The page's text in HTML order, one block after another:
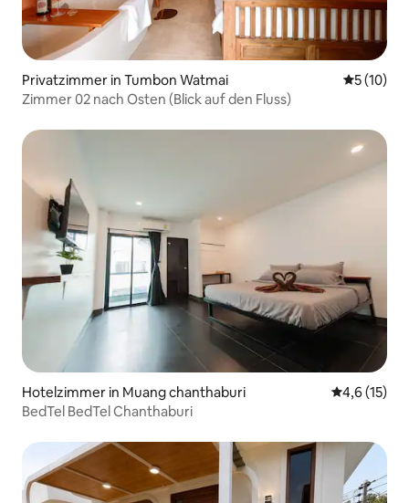
Privatzimmer in Tumbon Watmai
5 (10)
Zimmer 02 nach Osten (Blick auf den Fluss)
Hotelzimmer in Muang chanthaburi
4,6 (15)
BedTel BedTel Chanthaburi